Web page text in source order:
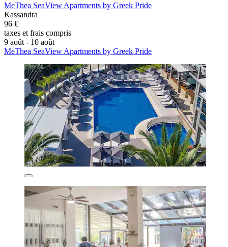
MeThea SeaView Apartments by Greek Pride
Kassandra
96 €
taxes et frais compris
9 août - 10 août
MeThea SeaView Apartments by Greek Pride